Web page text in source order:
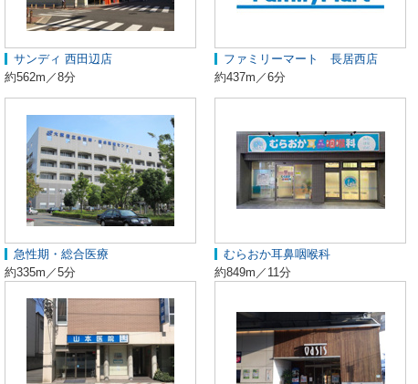
サンディ 西田辺店
約562m／8分
ファミリーマート 長居西店
約437m／6分
急性期・総合医療
約335m／5分
むらおか耳鼻咽喉科
約849m／11分